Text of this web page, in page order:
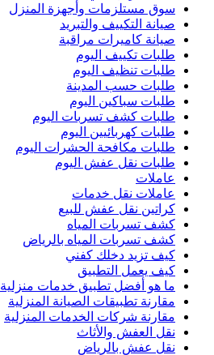
سوق مستلزمات وأجهزة المنزل
صيانة التكييف والتبريد
صيانة كاميرات مراقبة
طلبات تكييف اليوم
طلبات تنظيف اليوم
طلبات حسب المدينة
طلبات سباكين اليوم
طلبات كشف تسربات اليوم
طلبات كهربائيين اليوم
طلبات مكافحة الحشرات اليوم
طلبات نقل عفش اليوم
عاملات
عاملات نقل خدمات
كراتين نقل عفش للبيع
كشف تسربات المياه
كشف تسربات المياه بالرياض
كيف تزيد دخلك كفني
كيف يعمل التطبيق
ما هو أفضل تطبيق خدمات منزلية
مقارنة تطبيقات الصيانة المنزلية
مقارنة شركات الخدمات المنزلية
نقل العفش والأثاث
نقل عفش بالرياض